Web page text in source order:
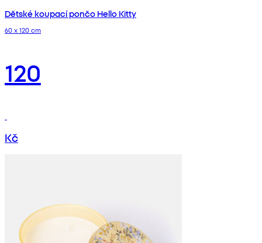
Dětské koupací pončo Hello Kitty
60 x 120 cm
120
Kč